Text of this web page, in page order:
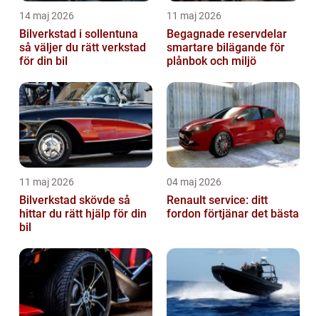
14 maj 2026
Bilverkstad i sollentuna
så väljer du rätt verkstad
för din bil
11 maj 2026
Begagnade reservdelar
smartare bilägande för
plånbok och miljö
11 maj 2026
Bilverkstad skövde så
hittar du rätt hjälp för din
bil
04 maj 2026
Renault service: ditt
fordon förtjänar det bästa